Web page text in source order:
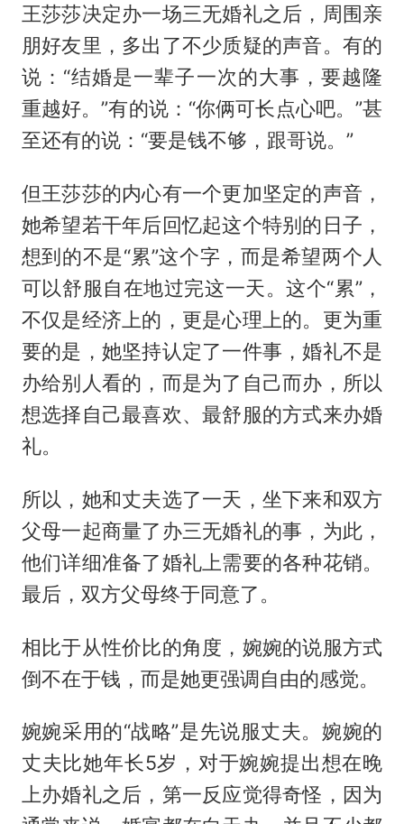
王莎莎决定办一场三无婚礼之后，周围亲
朋好友里，多出了不少质疑的声音。有的
说：“结婚是一辈子一次的大事，要越隆
重越好。”有的说：“你俩可长点心吧。”甚
至还有的说：“要是钱不够，跟哥说。”
但王莎莎的内心有一个更加坚定的声音，
她希望若干年后回忆起这个特别的日子，
想到的不是“累”这个字，而是希望两个人
可以舒服自在地过完这一天。这个“累”，
不仅是经济上的，更是心理上的。更为重
要的是，她坚持认定了一件事，婚礼不是
办给别人看的，而是为了自己而办，所以
想选择自己最喜欢、最舒服的方式来办婚
礼。
所以，她和丈夫选了一天，坐下来和双方
父母一起商量了办三无婚礼的事，为此，
他们详细准备了婚礼上需要的各种花销。
最后，双方父母终于同意了。
相比于从性价比的角度，婉婉的说服方式
倒不在于钱，而是她更强调自由的感觉。
婉婉采用的“战略”是先说服丈夫。婉婉的
丈夫比她年长5岁，对于婉婉提出想在晚
上办婚礼之后，第一反应觉得奇怪，因为